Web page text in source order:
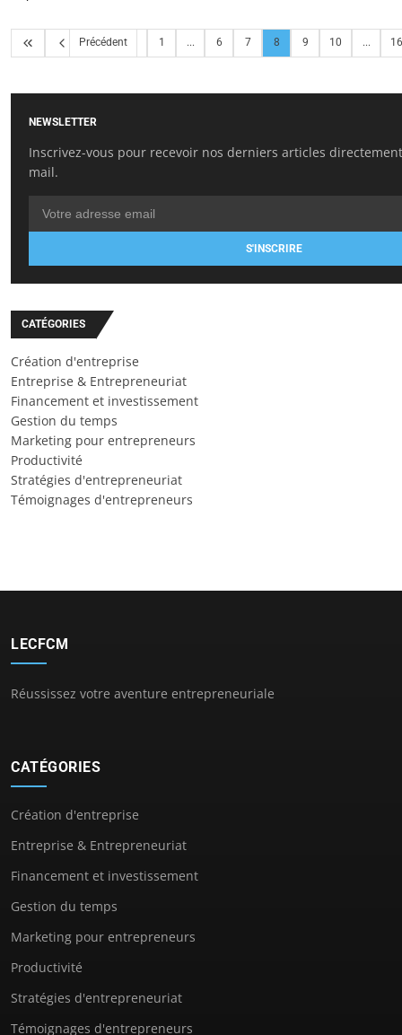
Précédent 1 ... 6 7 8 9 10 ... 16
NEWSLETTER
Inscrivez-vous pour recevoir nos derniers articles
mail.
S'INSCRIRE
CATÉGORIES
Création d'entreprise
Entreprise & Entrepreneuriat
Financement et investissement
Gestion du temps
Marketing pour entrepreneurs
Productivité
Stratégies d'entrepreneuriat
Témoignages d'entrepreneurs
LECFCM
Réussissez votre aventure entrepreneuriale
CATÉGORIES
Création d'entreprise
Entreprise & Entrepreneuriat
Financement et investissement
Gestion du temps
Marketing pour entrepreneurs
Productivité
Stratégies d'entrepreneuriat
Témoignages d'entrepreneurs